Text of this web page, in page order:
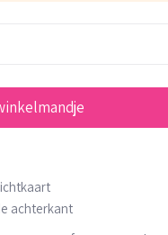
achterkant